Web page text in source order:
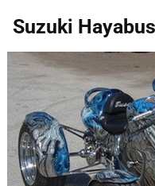
Suzuki